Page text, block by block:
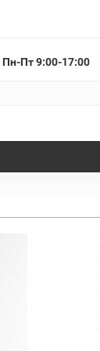
Пн-Пт 9:00-17:00